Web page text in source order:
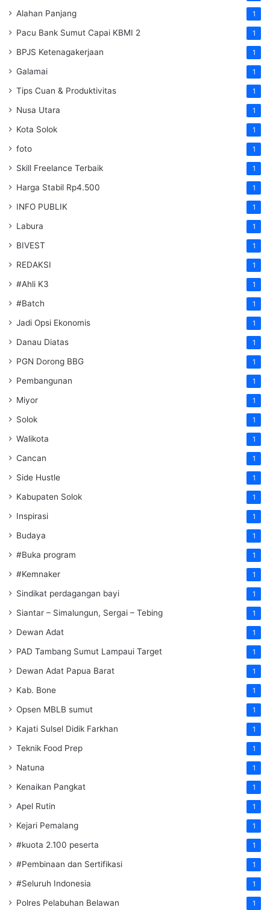
Alahan Panjang 1
Pacu Bank Sumut Capai KBMI 2 1
BPJS Ketenagakerjaan 1
Galamai 1
Tips Cuan & Produktivitas 1
Nusa Utara 1
Kota Solok 1
foto 1
Skill Freelance Terbaik 1
Harga Stabil Rp4.500 1
INFO PUBLIK 1
Labura 1
BIVEST 1
REDAKSI 1
#Ahli K3 1
#Batch 1
Jadi Opsi Ekonomis 1
Danau Diatas 1
PGN Dorong BBG 1
Pembangunan 1
Miyor 1
Solok 1
Walikota 1
Cancan 1
Side Hustle 1
Kabupaten Solok 1
Inspirasi 1
Budaya 1
#Buka program 1
#Kemnaker 1
Sindikat perdagangan bayi 1
Siantar – Simalungun, Sergai – Tebing 1
Dewan Adat 1
PAD Tambang Sumut Lampaui Target 1
Dewan Adat Papua Barat 1
Kab. Bone 1
Opsen MBLB sumut 1
Kajati Sulsel Didik Farkhan 1
Teknik Food Prep 1
Natuna 1
Kenaikan Pangkat 1
Apel Rutin 1
Kejari Pemalang 1
#kuota 2.100 peserta 1
#Pembinaan dan Sertifikasi 1
#Seluruh Indonesia 1
Polres Pelabuhan Belawan 1